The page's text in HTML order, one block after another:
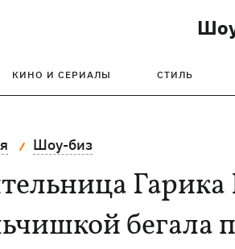
КИНО И СЕРИАЛЫ СТИЛЬ
Шоу-биз
бегала